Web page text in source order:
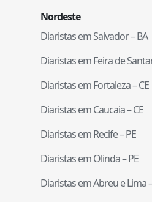
Nordeste
Diaristas emSalvador–BA
Diaristas emFeira de
Diaristas emFortaleza–CE
Diaristas emCaucaia–CE
Diaristas emRecife–PE
Diaristas emOlinda–PE
Diaristas emAbreu e Lima